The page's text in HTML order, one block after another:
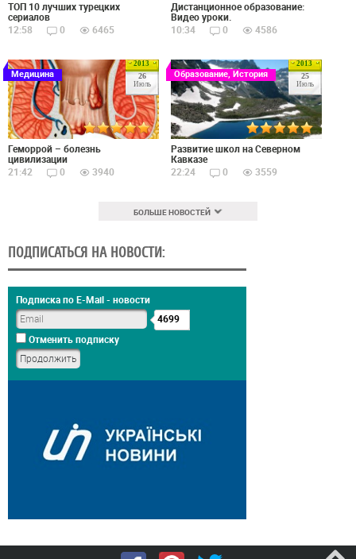
ТОП 10 лучших турецких
сериалов
12:58
0 6465
Дистанционное образование:
Видео уроки.
10:34
0 4586
2013
26
Июль
Медицина
Геморрой – болезнь
цивилизации
21:42
0 3940
2013
25
Июль
Образование, История
Развитие школ на Северном
Кавказе
22:24
0 3559
БОЛЬШЕ НОВОСТЕЙ
ПОДПИСАТЬСЯ НА НОВОСТИ:
Подписка по E-Mail - новости
4699
Отменить подписку